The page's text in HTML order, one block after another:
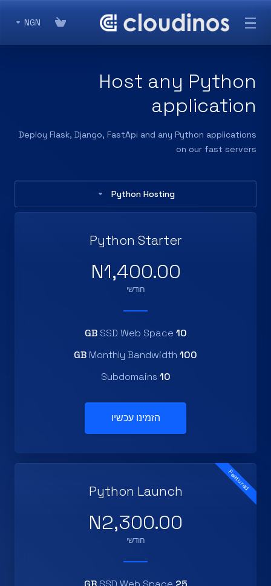
NGN
Host any Python
application
Deploy Flask, Django, FastApi and any Python applications
on our fast servers
Python Hosting
Python Starter
N1,400.00
חודשי
10 GB
SSD Web Space
100 GB
Monthly Bandwidth
10
הזמינו עכשיו
Featured
Python Launch
N2,300.00
חודשי